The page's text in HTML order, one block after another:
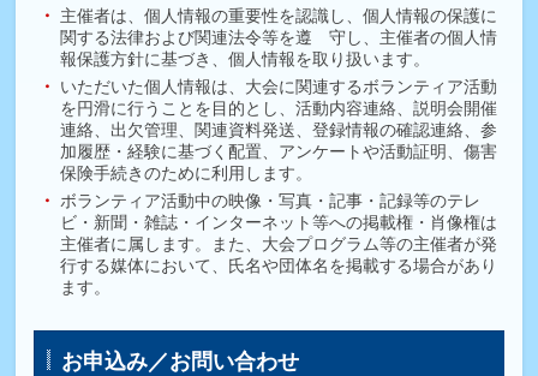
主催者は、個人情報の重要性を認識し、個人情報の保護に
関する法律および関連法令等を遵 守し、主催者の個人情
報保護方針に基づき、個人情報を取り扱います。
いただいた個人情報は、大会に関連するボランティア活動
を円滑に行うことを目的とし、活動内容連絡、説明会開催
連絡、出欠管理、関連資料発送、登録情報の確認連絡、参
加履歴・経験に基づく配置、アンケートや活動証明、傷害
保険手続きのために利用します。
ボランティア活動中の映像・写真・記事・記録等のテレ
ビ・新聞・雑誌・インターネット等への掲載権・肖像権は
主催者に属します。また、大会プログラム等の主催者が発
行する媒体において、氏名や団体名を掲載する場合があり
ます。
お申込み／お問い合わせ